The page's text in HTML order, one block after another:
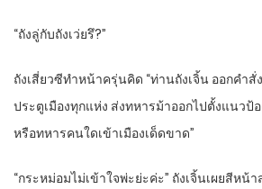
“ถังลู่กับถังเว่ยรึ?”
ถังเสี่ยวซีทำหน้าครุ่นคิด “ท่านถังเจิ้น ออกคำสั่
ประตูเมืองทุกแห่ง ส่งทหารม้าออกไปตั้งแนวป้
หรือทหารคนใดเข้าเมืองเด็ดขาด”
“กระหม่อมไม่เข้าใจพ่ะย่ะค่ะ” ถังเจิ้นเผยสีหน้